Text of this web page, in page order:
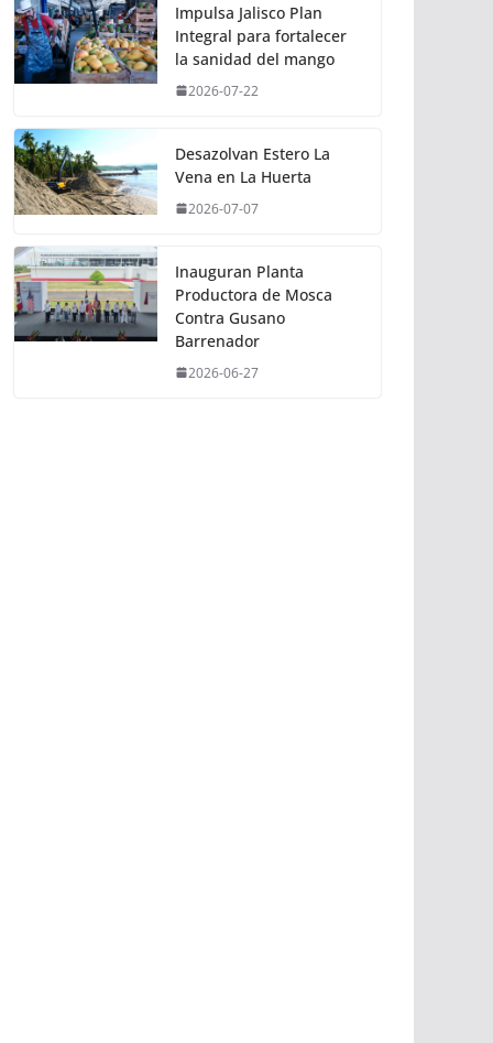
Impulsa Jalisco Plan
Integral para fortalecer
la sanidad del mango
2026-07-22
Desazolvan Estero La
Vena en La Huerta
2026-07-07
Inauguran Planta
Productora de Mosca
Contra Gusano
Barrenador
2026-06-27